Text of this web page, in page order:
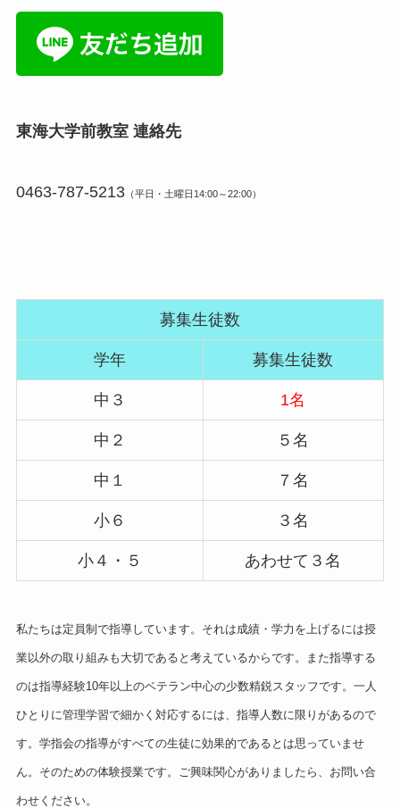
東海大学前教室 連絡先
0463-787-5213（平日・土曜日14:00～22:00）
募集生徒数
学年 募集生徒数
中３ 1名
中２ ５名
中１ ７名
小６ ３名
小４・５ あわせて３名
私たちは定員制で指導しています。それは成績・学力を上げるには授
業以外の取り組みも大切であると考えているからです。また指導する
のは指導経験10年以上のベテラン中心の少数精鋭スタッフです。一人
ひとりに管理学習で細かく対応するには、指導人数に限りがあるので
す。学指会の指導がすべての生徒に効果的であるとは思っていませ
ん。そのための体験授業です。ご興味関心がありましたら、お問い合
わせください。